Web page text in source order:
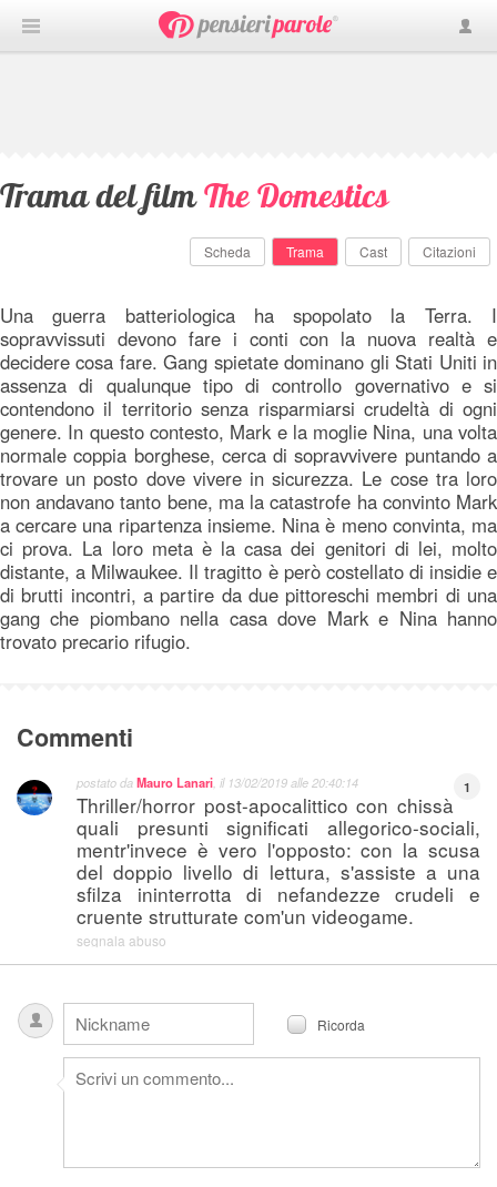
Trama del filmThe Domestics
Scheda Trama Cast Citazioni
Una guerra batteriologica ha spopolato la Terra. I
sopravvissuti devono fare i conti con la nuova realtà e
decidere cosa fare. Gang spietate dominano gli Stati Uniti in
assenza di qualunque tipo di controllo governativo e si
contendono il territorio senza risparmiarsi crudeltà di ogni
genere. In questo contesto, Mark e la moglie Nina, una volta
normale coppia borghese, cerca di sopravvivere puntando a
trovare un posto dove vivere in sicurezza. Le cose tra loro
non andavano tanto bene, ma la catastrofe ha convinto Mark
a cercare una ripartenza insieme. Nina è meno convinta, ma
ci prova. La loro meta è la casa dei genitori di lei, molto
distante, a Milwaukee. Il tragitto è però costellato di insidie e
di brutti incontri, a partire da due pittoreschi membri di una
gang che piombano nella casa dove Mark e Nina hanno
trovato precario rifugio.
Commenti
1
postato daMauro Lanari, il 13/02/2019 alle 20:40:14
Thriller/horror post-apocalittico con chissà
quali presunti significati allegorico-sociali,
mentr'invece è vero l'opposto: con la scusa
del doppio livello di lettura, s'assiste a una
sfilza ininterrotta di nefandezze crudeli e
cruente strutturate com'un videogame.
segnala abuso
Ricorda